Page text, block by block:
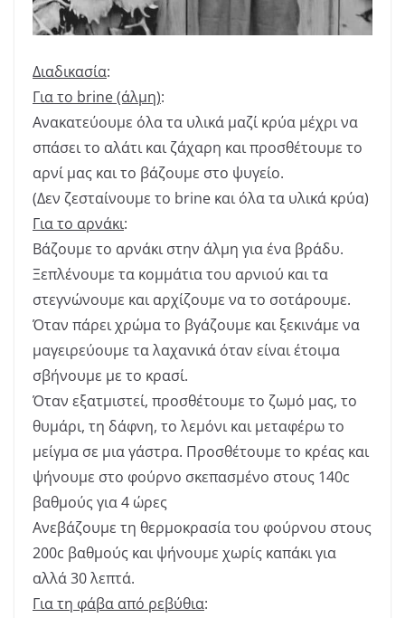
Διαδικασία:
Για το brine (άλμη):
Ανακατεύουμε όλα τα υλικά μαζί κρύα μέχρι να
σπάσει το αλάτι και ζάχαρη και προσθέτουμε το
αρνί μας και το βάζουμε στο ψυγείο.
(Δεν ζεσταίνουμε το brine και όλα τα υλικά κρύα)
Για το αρνάκι:
Βάζουμε το αρνάκι στην άλμη για ένα βράδυ.
Ξεπλένουμε τα κομμάτια του αρνιού και τα
στεγνώνουμε και αρχίζουμε να το σοτάρουμε.
Όταν πάρει χρώμα το βγάζουμε και ξεκινάμε να
μαγειρεύουμε τα λαχανικά όταν είναι έτοιμα
σβήνουμε με το κρασί.
Όταν εξατμιστεί, προσθέτουμε το ζωμό μας, το
θυμάρι, τη δάφνη, το λεμόνι και μεταφέρω το
μείγμα σε μια γάστρα. Προσθέτουμε το κρέας και
ψήνουμε στο φούρνο σκεπασμένο στους 140c
βαθμούς για 4 ώρες
Ανεβάζουμε τη θερμοκρασία του φούρνου στους
200c βαθμούς και ψήνουμε χωρίς καπάκι για
αλλά 30 λεπτά.
Για τη φάβα από ρεβύθια: